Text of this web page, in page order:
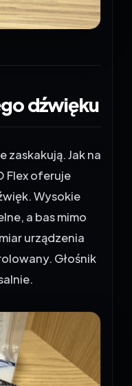
dźwięku
zaskakują. Jak na
Flex oferuje
Wysokie
a bas mimo
urządzenia
Głośnik